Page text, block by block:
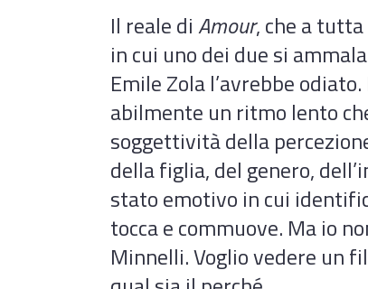
Il reale diAmour, che a
in cui uno dei due si
Emile Zola l’avrebbe
abilmente un ritmo lento
soggettività della
della figlia, del genero,
stato emotivo in cui
tocca e commuove. Ma io
Minnelli. Voglio vedere un